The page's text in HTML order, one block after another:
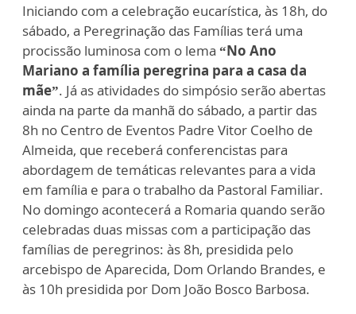
Iniciando com a celebração eucarística, às 18h, do
sábado, a Peregrinação das Famílias terá uma
procissão luminosa com o lema “No Ano
Mariano a família peregrina para a casa da
mãe”. Já as atividades do simpósio serão abertas
ainda na parte da manhã do sábado, a partir das
8h no Centro de Eventos Padre Vitor Coelho de
Almeida, que receberá conferencistas para
abordagem de temáticas relevantes para a vida
em família e para o trabalho da Pastoral Familiar.
No domingo acontecerá a Romaria quando serão
celebradas duas missas com a participação das
famílias de peregrinos: às 8h, presidida pelo
arcebispo de Aparecida, Dom Orlando Brandes, e
às 10h presidida por Dom João Bosco Barbosa.